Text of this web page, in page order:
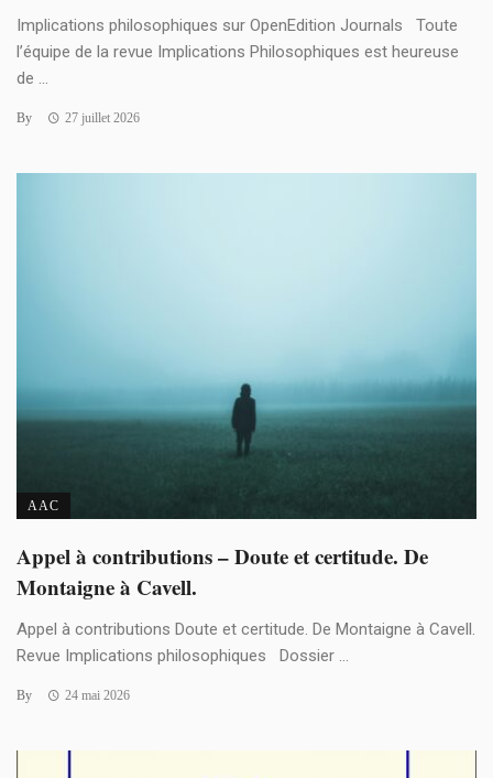
Implications philosophiques sur OpenEdition Journals Toute
l’équipe de la revue Implications Philosophiques est heureuse
de ...
By 27 juillet 2026
AAC
Appel à contributions – Doute et certitude. De
Montaigne à Cavell.
Appel à contributions Doute et certitude. De Montaigne à Cavell.
Revue Implications philosophiques Dossier ...
By 24 mai 2026